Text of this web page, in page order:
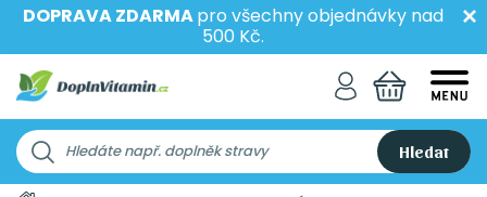
DOPRAVA ZDARMApro všechny objednávky nad
500 Kč.
Hledat